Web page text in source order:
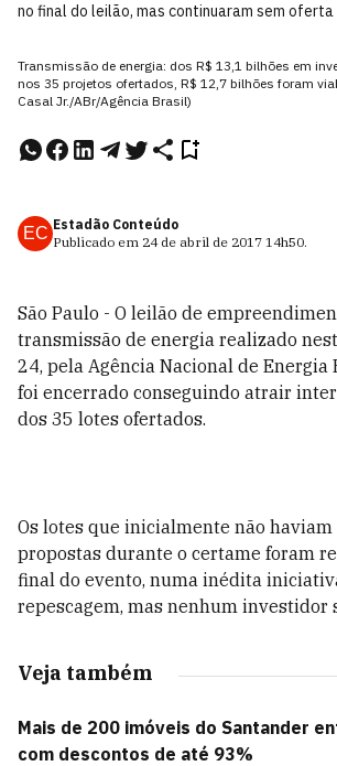
no final do leilão, mas continuaram sem oferta
Transmissão de energia: dos R$ 13,1 bilhões em
nos 35 projetos ofertados, R$ 12,7 bilhões foram
Casal Jr./ABr/Agência Brasil)
EC Estadão Conteúdo
Publicado em 24 de abril de 2017 14h50.
São Paulo - O leilão de
transmissão de energia realizado
24, pela Agência Nacional de Energia
foi encerrado conseguindo atrair
dos 35 lotes ofertados.
Os lotes que inicialmente não
propostas durante o certame foram
final do evento, numa inédita
repescagem, mas nenhum investidor
Veja também
Mais de 200 imóveis do Santander
com descontos de até 93%